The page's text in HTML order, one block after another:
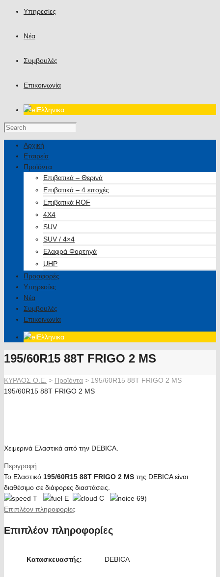
Υπηρεσίες
Νέα
Συμβουλές
Επικοινωνία
Ελληνικα
Αρχική
Εταιρεία
Προϊόντα
Επιβατικά – Θερινά
Επιβατικά – 4 εποχές
Επιβατικά ROF
4X4
SUV
SUV / 4×4
Ελαφρά Φορτηγά
UHP
Προσφορές
Υπηρεσίες
Νέα
Συμβουλές
Επικοινωνία
Ελληνικα
195/60R15 88T FRIGO 2 MS
ΚΥΡΛΟΣ Ο.Ε. > Προϊόντα > 195/60R15 88T FRIGO 2 MS
195/60R15 88T FRIGO 2 MS
Χειμερινά Ελαστικά από την DEBICA.
Περιγραφή
Το Ελαστικό 195/60R15 88T FRIGO 2 MS της DEBICA είναι
διαθέσιμο σε διάφορες διαστάσεις.
T
E C
69)
Επιπλέον πληροφορίες
Επιπλέον πληροφορίες
Κατασκευαστής: DEBICA